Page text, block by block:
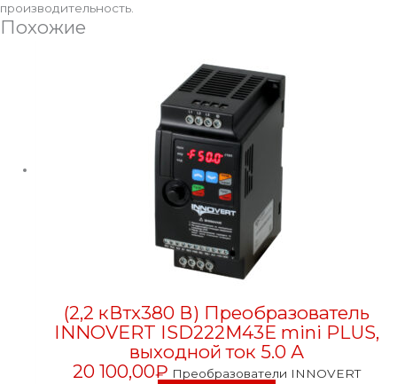
производительность.
Похожие
(2,2 кВтx380 В) Преобразователь
INNOVERT ISD222M43E mini PLUS,
выходной ток 5.0 А
20 100,00₽ Преобразователи INNOVERT